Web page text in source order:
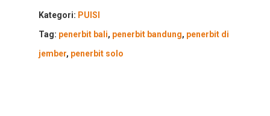
Kategori: PUISI
Tag: penerbit bali, penerbit bandung, penerbit di
jember, penerbit solo